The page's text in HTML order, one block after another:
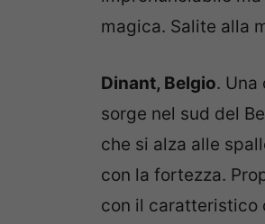
magica. Salite alla
Dinant, Belgio.
sorge nel sud del
che si alza alle
con la fortezza.
con il caratteristico